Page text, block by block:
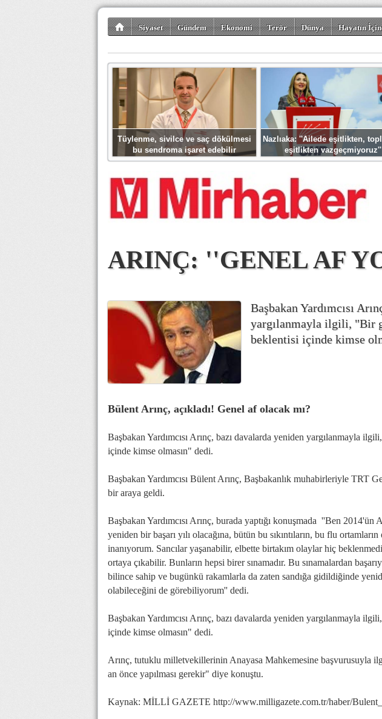
Siyaset Gündem Ekonomi Terör Dünya Hayatın
Tüylenme, sivilce ve saç dökülmesi
bu sendroma işaret edebilir
Nazlıaka: ''Ailede eşitlikten,
eşitlikten vazgeçmiyoruz''
ARINÇ: ''GENEL AF
Başbakan Yardımcısı
yargılanmayla ilgili, "Bir
beklentisi içinde kimse
Bülent Arınç, açıkladı! Genel af olacak mı?
Başbakan Yardımcısı Arınç, bazı davalarda yeniden yargılanmayla
içinde kimse olmasın" dedi.
Başbakan Yardımcısı Bülent Arınç, Başbakanlık muhabirleriyle TRT
bir araya geldi.
Başbakan Yardımcısı Arınç, burada yaptığı konuşmada ''Ben 2014'ün
yeniden bir başarı yılı olacağına, bütün bu sıkıntıların, bu flu
inanıyorum. Sancılar yaşanabilir, elbette birtakım olaylar hiç
ortaya çıkabilir. Bunların hepsi birer sınamadır. Bu sınamalardan
bilince sahip ve bugünkü rakamlarla da zaten sandığa gidildiğinde
olabileceğini de görebiliyorum'' dedi.
Başbakan Yardımcısı Arınç, bazı davalarda yeniden yargılanmayla
içinde kimse olmasın" dedi.
Arınç, tutuklu milletvekillerinin Anayasa Mahkemesine başvurusuyla
an önce yapılması gerekir" diye konuştu.
Kaynak: MİLLİ GAZETE http://www.milligazete.com.tr/haber/